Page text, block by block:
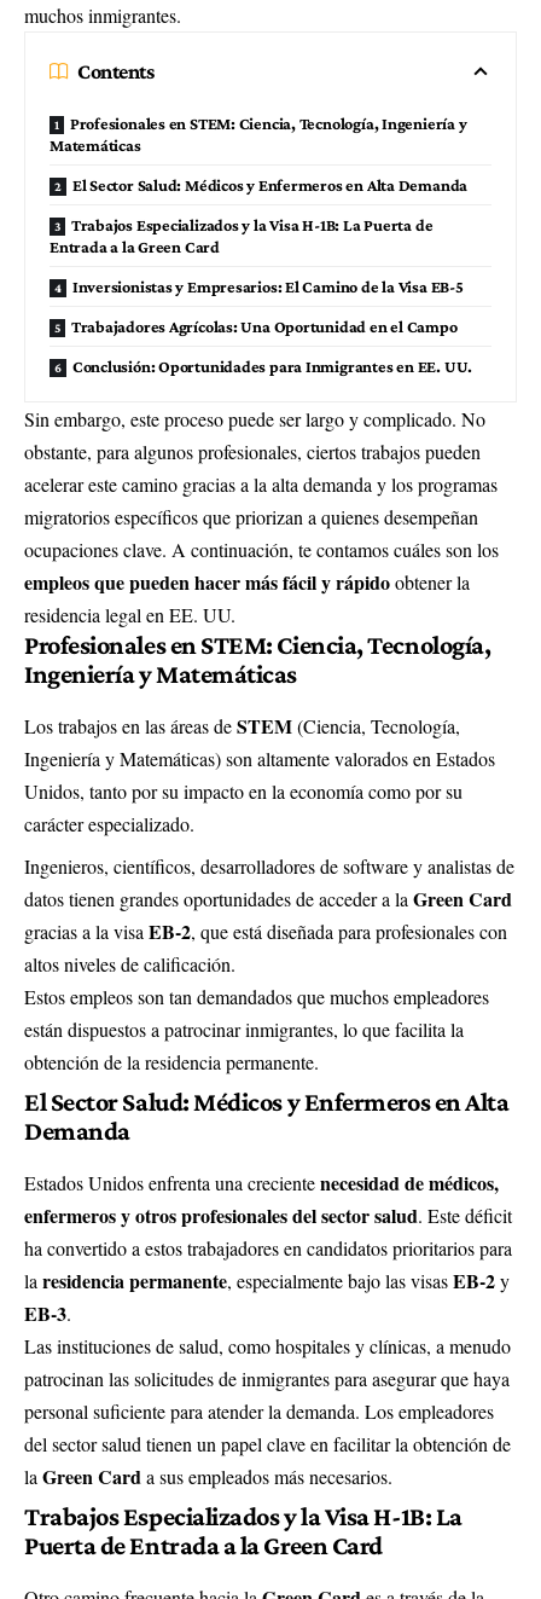
muchos inmigrantes.
Contents
Profesionales en STEM: Ciencia, Tecnología, Ingeniería y
Matemáticas
El Sector Salud: Médicos y Enfermeros en Alta Demanda
Trabajos Especializados y la Visa H-1B: La Puerta de
Entrada a la Green Card
Inversionistas y Empresarios: El Camino de la Visa EB-5
Trabajadores Agrícolas: Una Oportunidad en el Campo
Conclusión: Oportunidades para Inmigrantes en EE. UU.
Sin embargo, este proceso puede ser largo y complicado. No
obstante, para algunos profesionales, ciertos trabajos pueden
acelerar este camino gracias a la alta demanda y los programas
migratorios específicos que priorizan a quienes desempeñan
ocupaciones clave. A continuación, te contamos cuáles son los
empleos que pueden hacer más fácil y rápidoobtener la
residencia legal en EE. UU.
Profesionales en STEM: Ciencia, Tecnología,
Ingeniería y Matemáticas
Los trabajos en las áreas deSTEM(Ciencia, Tecnología,
Ingeniería y Matemáticas) son altamente valorados en Estados
Unidos, tanto por su impacto en la economía como por su
carácter especializado.
Ingenieros, científicos, desarrolladores de software y analistas de
datos tienen grandes oportunidades de acceder a la Green Card
gracias a la visa EB-2, que está diseñada para profesionales con
altos niveles de calificación.
Estos empleos son tan demandados que muchos empleadores
están dispuestos a patrocinar inmigrantes, lo que facilita la
obtención de la residencia permanente.
El Sector Salud: Médicos y Enfermeros en Alta
Demanda
Estados Unidos enfrenta una crecientenecesidad de médicos,
enfermeros y otros profesionales del sector salud. Este déficit
ha convertido a estos trabajadores en candidatos prioritarios para
la residencia permanente, especialmente bajo las visasEB-2y
EB-3.
Las instituciones de salud, como hospitales y clínicas, a menudo
patrocinan las solicitudes de inmigrantes para asegurar que haya
personal suficiente para atender la demanda. Los empleadores
del sector salud tienen un papel clave en facilitar la obtención de
la Green Carda sus empleados más necesarios.
Trabajos Especializados y la Visa H-1B: La
Puerta de Entrada a la Green Card